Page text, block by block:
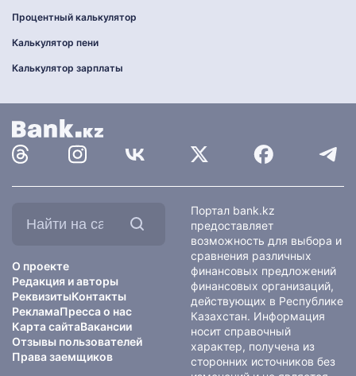
Процентный калькулятор
Калькулятор пени
Калькулятор зарплаты
О проекте
Редакция и авторы
РеквизитыКонтакты
РекламаПресса о нас
Карта сайтаВакансии
Отзывы пользователей
Права заемщиков
Портал bank.kz
предоставляет
возможность для выбора и
сравнения различных
финансовых предложений
финансовых организаций,
действующих в Республике
Казахстан. Информация
носит справочный
характер, получена из
сторонних источников без